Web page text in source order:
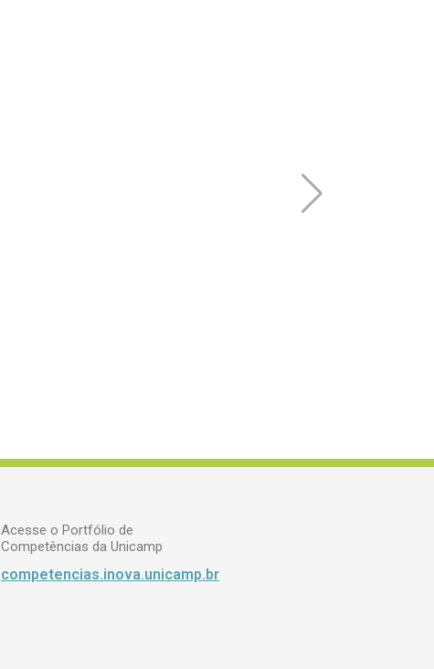
Acesse o Portfólio de
Competências da Unicamp
competencias.inova.unicamp.br